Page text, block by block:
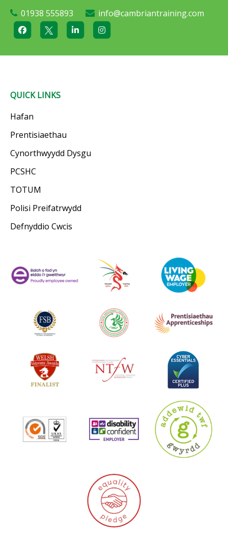
01938 555893 info@cambriantraining.com
QUICK LINKS
Hafan
Prentisiaethau
Cynorthwyydd Dysgu
PCSHC
TOTUM
Polisi Preifatrwydd
Defnyddio Cwcis